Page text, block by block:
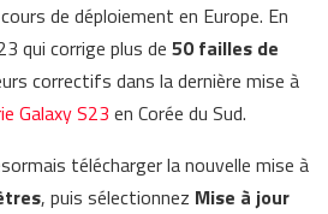
de déploiement en Europe. En
qui corrige plus de50 failles de
correctifs dans la dernière mise à
Galaxy S23 en Corée du Sud.
télécharger la nouvelle mise à
, puis sélectionnez Mise à jour